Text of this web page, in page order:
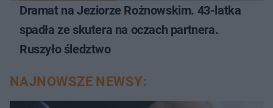
Dramat na Jeziorze Rożnowskim. 43-latka
spadła ze skutera na oczach partnera.
Ruszyło śledztwo
NAJNOWSZE NEWSY: